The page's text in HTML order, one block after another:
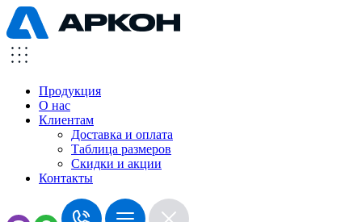
Продукция
О нас
Клиентам
Доставка и оплата
Таблица размеров
Скидки и акции
Контакты